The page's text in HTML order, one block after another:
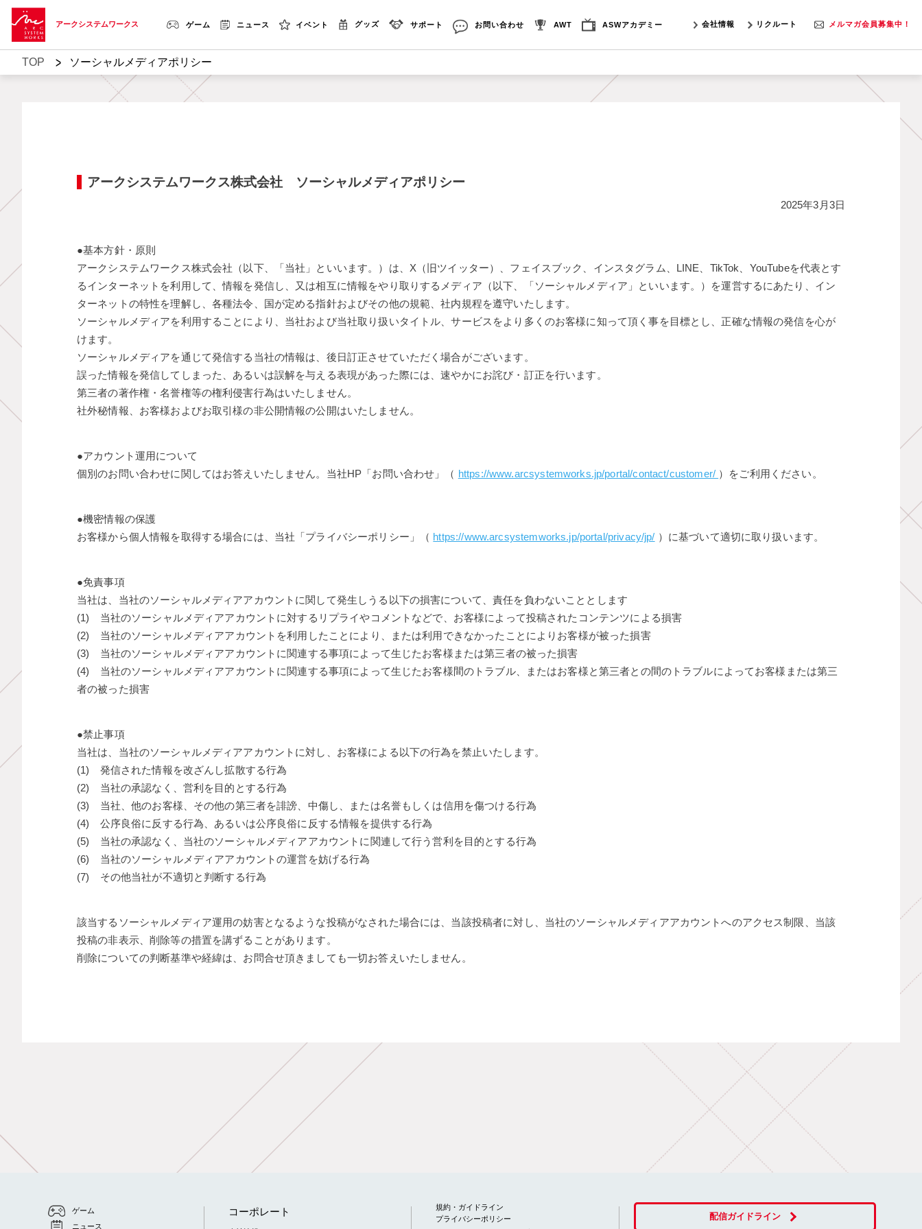
アークシステムワークス ゲーム ニュース イベント グッズ サポート お問い合わせ AWT ASWアカデミー 会社情報 リクルート メルマガ会員募集中！
TOP > ソーシャルメディアポリシー
アークシステムワークス株式会社 ソーシャルメディアポリシー
2025年3月3日
●基本方針・原則
アークシステムワークス株式会社（以下、「当社」といいます。）は、X（旧ツイッター）、フェイスブック、インスタグラム、LINE、TikTok、YouTubeを代表とす
るインターネットを利用して、情報を発信し、又は相互に情報をやり取りするメディア（以下、「ソーシャルメディア」といいます。）を運営するにあたり、イン
ターネットの特性を理解し、各種法令、国が定める指針およびその他の規範、社内規程を遵守いたします。
ソーシャルメディアを利用することにより、当社および当社取り扱いタイトル、サービスをより多くのお客様に知って頂く事を目標とし、正確な情報の発信を心が
けます。
ソーシャルメディアを通じて発信する当社の情報は、後日訂正させていただく場合がございます。
誤った情報を発信してしまった、あるいは誤解を与える表現があった際には、速やかにお詫び・訂正を行います。
第三者の著作権・名誉権等の権利侵害行為はいたしません。
社外秘情報、お客様およびお取引様の非公開情報の公開はいたしません。
●アカウント運用について
個別のお問い合わせに関してはお答えいたしません。当社HP「お問い合わせ」（ https://www.arcsystemworks.jp/portal/contact/customer/ ）をご利用ください。
●機密情報の保護
お客様から個人情報を取得する場合には、当社「プライバシーポリシー」（ https://www.arcsystemworks.jp/portal/privacy/jp/ ）に基づいて適切に取り扱います。
●免責事項
当社は、当社のソーシャルメディアアカウントに関して発生しうる以下の損害について、責任を負わないこととします
(1) 当社のソーシャルメディアアカウントに対するリプライやコメントなどで、お客様によって投稿されたコンテンツによる損害
(2) 当社のソーシャルメディアアカウントを利用したことにより、または利用できなかったことによりお客様が被った損害
(3) 当社のソーシャルメディアアカウントに関連する事項によって生じたお客様または第三者の被った損害
(4) 当社のソーシャルメディアアカウントに関連する事項によって生じたお客様間のトラブル、またはお客様と第三者との間のトラブルによってお客様または第三
者の被った損害
●禁止事項
当社は、当社のソーシャルメディアアカウントに対し、お客様による以下の行為を禁止いたします。
(1) 発信された情報を改ざんし拡散する行為
(2) 当社の承認なく、営利を目的とする行為
(3) 当社、他のお客様、その他の第三者を誹謗、中傷し、または名誉もしくは信用を傷つける行為
(4) 公序良俗に反する行為、あるいは公序良俗に反する情報を提供する行為
(5) 当社の承認なく、当社のソーシャルメディアアカウントに関連して行う営利を目的とする行為
(6) 当社のソーシャルメディアアカウントの運営を妨げる行為
(7) その他当社が不適切と判断する行為
該当するソーシャルメディア運用の妨害となるような投稿がなされた場合には、当該投稿者に対し、当社のソーシャルメディアアカウントへのアクセス制限、当該
投稿の非表示、削除等の措置を講ずることがあります。
削除についての判断基準や経緯は、お問合せ頂きましても一切お答えいたしません。
ゲーム
ニュース
コーポレート
規約・ガイドライン
プライバシーポリシー
配信ガイドライン